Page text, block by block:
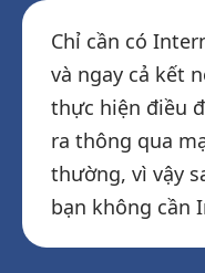
Chỉ cần có
và ngay cả kết
thực hiện điều
ra thông qua
thường, vì vậy
bạn không cần